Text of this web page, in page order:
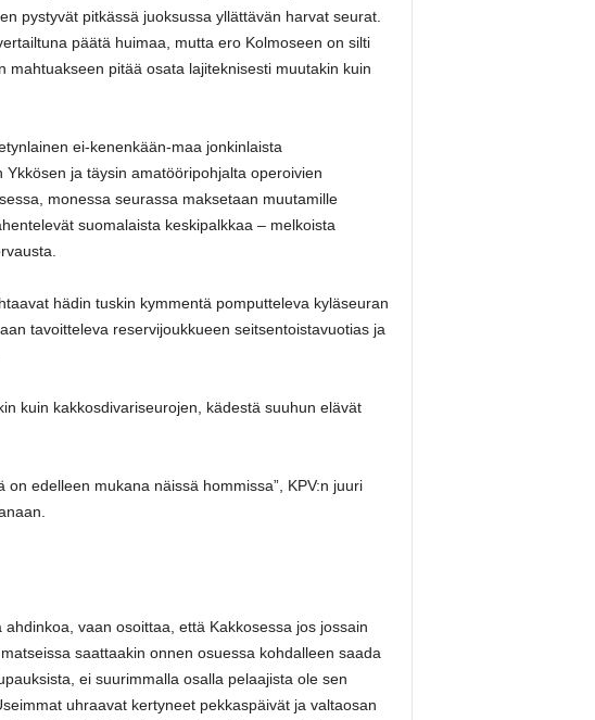
pystyvät pitkässä juoksussa yllättävän harvat seurat.
päätä huimaa, mutta ero Kolmoseen on silti
mahtuakseen pitää osata lajiteknisesti muutakin kuin
ei-kenenkään-maa jonkinlaista
ja täysin amatööripohjalta operoivien
monessa seurassa maksetaan muutamille
suomalaista keskipalkkaa – melkoista
hädin tuskin kymmentä pomputteleva kyläseuran
tavoitteleva reservijoukkueen seitsentoistavuotias ja
kuin kakkosdivariseurojen, kädestä suuhun elävät
edelleen mukana näissä hommissa”, KPV:n juuri
vaan osoittaa, että Kakkosessa jos jossain
saattaakin onnen osuessa kohdalleen saada
ei suurimmalla osalla pelaajista ole sen
uhraavat kertyneet pekkaspäivät ja valtaosan